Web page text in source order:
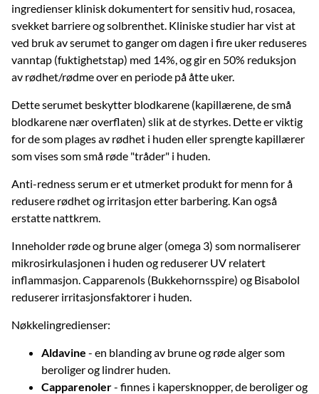
ingredienser klinisk dokumentert for sensitiv hud, rosacea,
svekket barriere og solbrenthet. Kliniske studier har vist at
ved bruk av serumet to ganger om dagen i fire uker reduseres
vanntap (fuktighetstap) med 14%, og gir en 50% reduksjon
av rødhet/rødme over en periode på åtte uker.
Dette serumet beskytter blodkarene (kapillærene, de små
blodkarene nær overflaten) slik at de styrkes. Dette er viktig
for de som plages av rødhet i huden eller sprengte kapillærer
som vises som små røde "tråder" i huden.
Anti-redness serum er et utmerket produkt for menn for å
redusere rødhet og irritasjon etter barbering. Kan også
erstatte nattkrem.
Inneholder røde og brune alger (omega 3) som normaliserer
mikrosirkulasjonen i huden og reduserer UV relatert
inflammasjon. Capparenols (Bukkehornsspire) og Bisabolol
reduserer irritasjonsfaktorer i huden.
Nøkkelingredienser:
Aldavine - en blanding av brune og røde alger som
beroliger og lindrer huden.
Capparenoler- finnes i kapersknopper, de beroliger og